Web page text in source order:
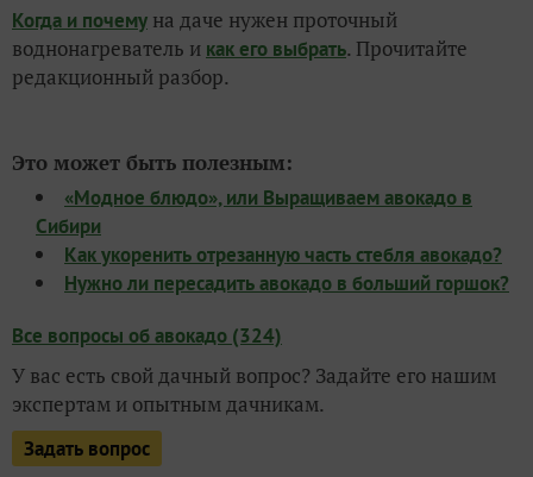
Когда и почему на даче нужен проточный
воднонагреватель и как его выбрать. Прочитайте
редакционный разбор.
Это может быть полезным:
«Модное блюдо», или Выращиваем авокадо в
Сибири
Как укоренить отрезанную часть стебля авокадо?
Нужно ли пересадить авокадо в больший горшок?
Все вопросы об авокадо (324)
У вас есть свой дачный вопрос? Задайте его нашим
экспертам и опытным дачникам.
Задать вопрос